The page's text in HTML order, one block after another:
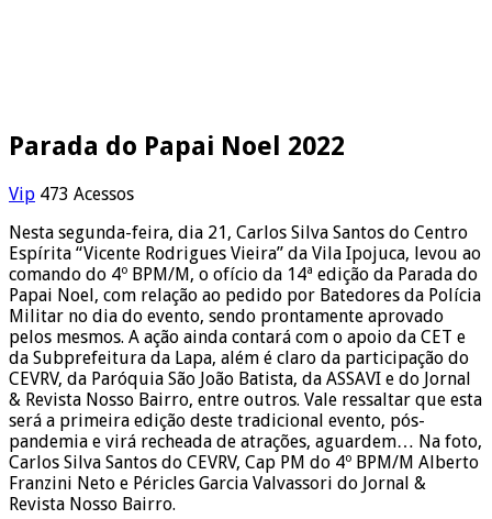
Parada do Papai Noel 2022
Vip 473 Acessos
Nesta segunda-feira, dia 21, Carlos Silva Santos do Centro
Espírita “Vicente Rodrigues Vieira” da Vila Ipojuca, levou ao
comando do 4º BPM/M, o ofício da 14ª edição da Parada do
Papai Noel, com relação ao pedido por Batedores da Polícia
Militar no dia do evento, sendo prontamente aprovado
pelos mesmos. A ação ainda contará com o apoio da CET e
da Subprefeitura da Lapa, além é claro da participação do
CEVRV, da Paróquia São João Batista, da ASSAVI e do Jornal
& Revista Nosso Bairro, entre outros. Vale ressaltar que esta
será a primeira edição deste tradicional evento, pós-
pandemia e virá recheada de atrações, aguardem… Na foto,
Carlos Silva Santos do CEVRV, Cap PM do 4º BPM/M Alberto
Franzini Neto e Péricles Garcia Valvassori do Jornal &
Revista Nosso Bairro.